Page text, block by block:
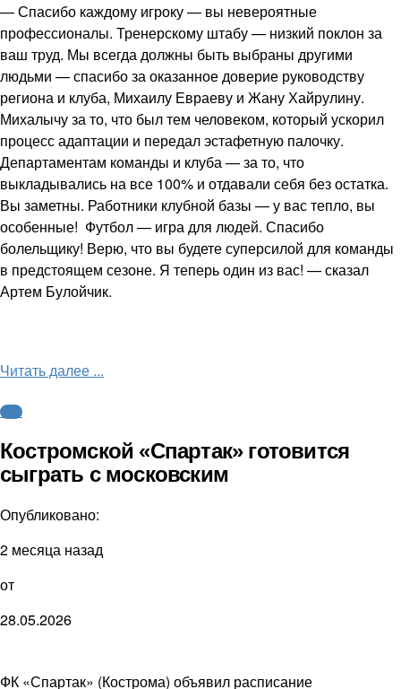
— Спасибо каждому игроку — вы невероятные
профессионалы. Тренерскому штабу — низкий поклон за
ваш труд. Мы всегда должны быть выбраны другими
людьми — спасибо за оказанное доверие руководству
региона и клуба, Михаилу Евраеву и Жану Хайрулину.
Михалычу за то, что был тем человеком, который ускорил
процесс адаптации и передал эстафетную палочку.
Департаментам команды и клуба — за то, что
выкладывались на все 100% и отдавали себя без остатка.
Вы заметны. Работники клубной базы — у вас тепло, вы
особенные! Футбол — игра для людей. Спасибо
болельщику! Верю, что вы будете суперсилой для команды
в предстоящем сезоне. Я теперь один из вас! — сказал
Артем Булойчик.
Читать далее ...
ФНЛ
Костромской «Спартак» готовится
сыграть с московским
Опубликовано:
2 месяца назад
от
28.05.2026
ФК «Спартак» (Кострома) объявил расписание